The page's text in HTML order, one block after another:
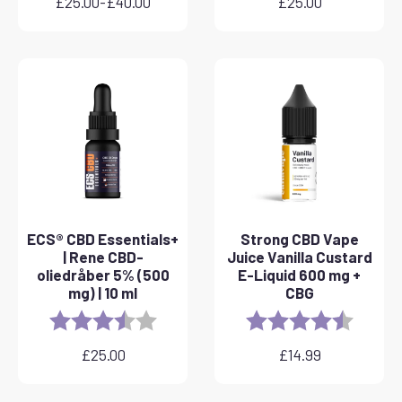
Prisinterval:
ECS® CBD Essentials+
| Rene CBD-
oliedråber 5% (500
mg) | 10 ml
Rating: 3.8 out of 5 stars
£25.00
Strong CBD Vape
Juice Vanilla Custard
E-Liquid 600 mg +
CBG
Rating: 4.6 out
£14.99